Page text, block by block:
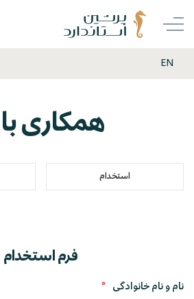
EN
همکاری
استخدام
فرم استخدام
نام و نام خانوادگی *